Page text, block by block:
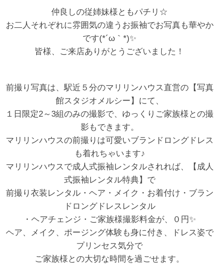
仲良しの従姉妹様ともパチリ☆
お二人それぞれに雰囲気の違うお振袖でお写真も華やか
です(*´ω｀*)✨
皆様、ご来店ありがとうございました！
前撮り写真は、駅近５分のマリリンハウス直営の【写真
館スタジオメルシー】にて、
１日限定2～3組のみの撮影で、ゆっくりご家族様との撮
影もできます。
マリリンハウスの前撮りは可愛いブランドロングドレス
も着れちゃいます♪
マリリンハウスで成人式振袖レンタルされれば、【成人
式振袖レンタル特典】で
前撮り衣装レンタル・ヘア・メイク・お着付け・ブラン
ドロングドレスレンタル
・ヘアチェンジ・ご家族様撮影料金が、０円✨
ヘア、メイク、ポージング体験も身に付き、ドレス姿で
プリンセス気分で
ご家族様との大切な時間を過ごせます。